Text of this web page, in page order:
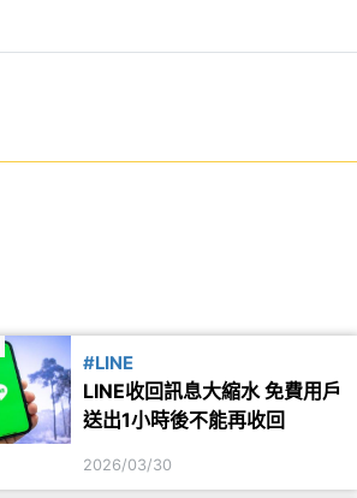
#LINE
LINE收回訊息大縮水 免費用戶
送出1小時後不能再收回
2026/03/30